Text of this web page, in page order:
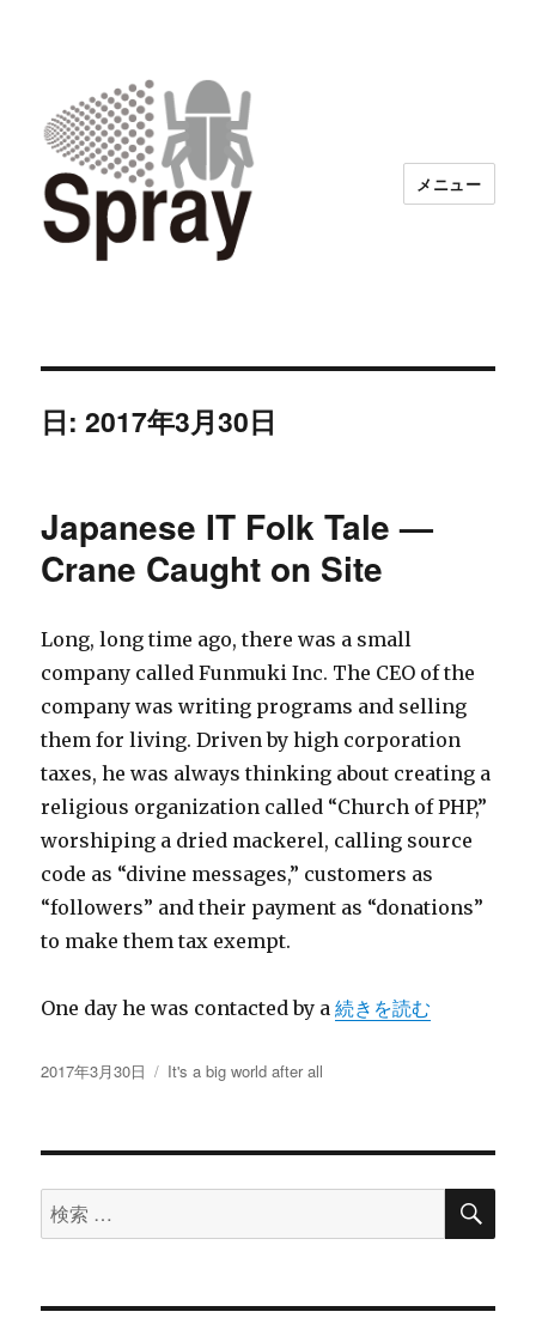
メニュー
日:2017年3月30日
Japanese IT Folk Tale —
Crane Caught on Site
Long, long time ago, there was a small
company called Funmuki Inc. The CEO of the
company was writing programs and selling
them for living. Driven by high corporation
taxes, he was always thinking about creating a
religious organization called “Church of PHP,”
worshiping a dried mackerel, calling source
code as “divine messages,” customers as
“followers” and their payment as “donations”
to make them tax exempt.
One day he was contacted by a“Japanese IT Folk
続きを読む
投
2017年3月30日
カ
リ
It's a big world after all
検
索
象:
検